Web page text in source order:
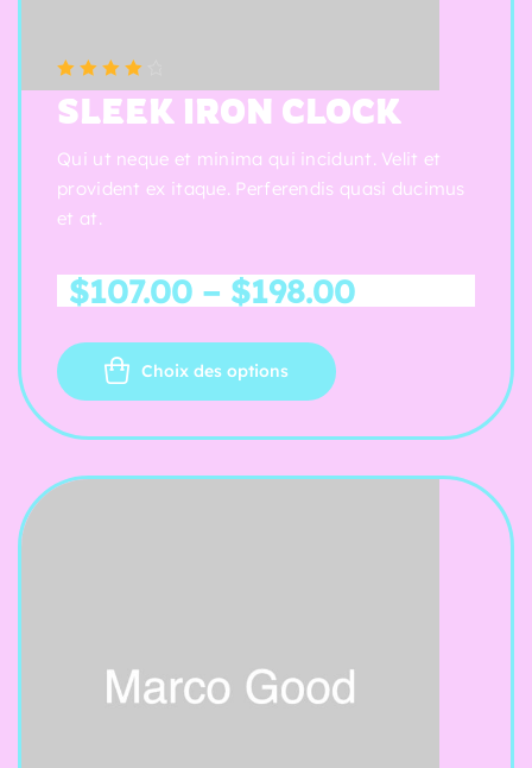
Note4.25
sur 5
SLEEK IRON CLOCK
Qui ut neque et minima qui incidunt. Velit et
provident ex itaque. Perferendis quasi ducimus
et at.
$107.00 – $198.00
Choix des options